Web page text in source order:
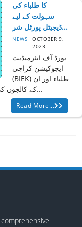
کا طلباء کی
سہولت کے لیے
ڈیجیٹل پورٹل شر...
NEWS
OCTOBER 9,
2023
بورڈ آف انٹرمیڈیٹ
ایجوکیشن کراچی
(BIEK) طلباء اور ان
کے کالجوں کی سہولت کے لیے ایک جامع ڈی...
Read More...